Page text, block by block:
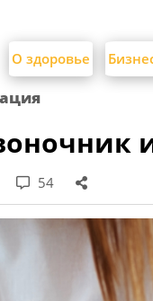
О здоровье
54